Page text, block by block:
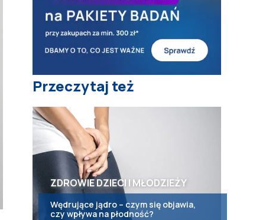
Przeczytaj też
ZDROWIE DZIECI I MŁODZIEŻY
Wędrujące jądro – czym się objawia,
czy wpływa na płodność?